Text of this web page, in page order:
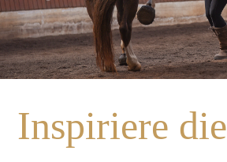
Inspiriere die